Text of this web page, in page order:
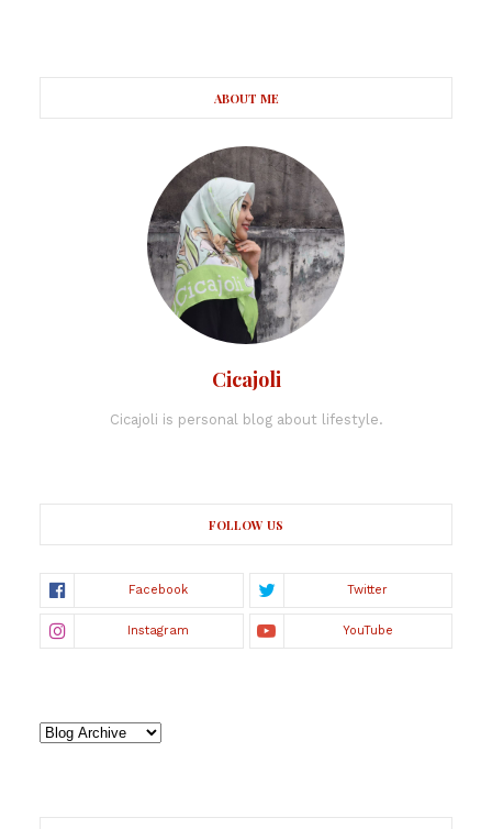
ABOUT ME
Cicajoli
Cicajoli is personal blog about lifestyle.
FOLLOW US